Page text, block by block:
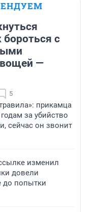
с
—
5
прикамца
за убийство
сейчас он звонит
изменил
довели
до попытки